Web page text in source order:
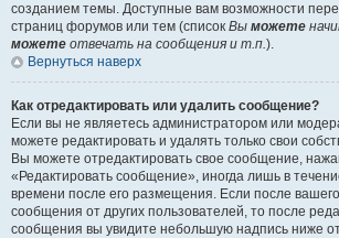
созданием темы. Доступные вам возможности
страниц форумов или тем (список Вы можете
можете отвечать на сообщения и т.п.).
Вернуться наверх
Как отредактировать или удалить сообщение?
Если вы не являетесь администратором или
можете редактировать и удалять только свои
Вы можете отредактировать свое сообщение,
«Редактировать сообщение», иногда лишь в
времени после его размещения. Если после
сообщения от других пользователей, то после
сообщения вы увидите небольшую надпись ниже